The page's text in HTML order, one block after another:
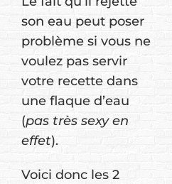
son eau peut poser
problème si vous ne
voulez pas servir
votre recette dans
une flaque d’eau
(pas très sexy en
effet).
Voici donc les 2